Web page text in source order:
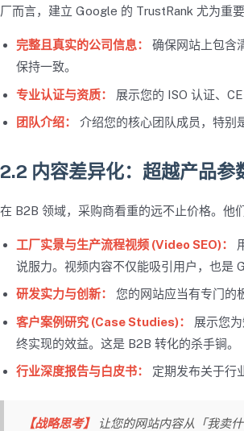
厂而言，建立 Google 的 TrustRank 尤为重要
完整且真实的公司信息：
确保网站上包含
保持一致。
专业认证与资质： 展示您的 ISO 认证、
团队介绍： 介绍您的核心团队成员，特别
2.2 内容差异化：超越产品参
在 B2B 领域，采购商看重的远不止价格。他
工厂实景与生产流程视频 (Video SEO)：
说服力。视频内容不仅能吸引用户，也是
研发实力与创新： 您的网站应当有专门的
客户案例研究 (Case Studies)：
展示您
终实现的效益。这是 B2B 转化的杀手锏。
行业深度报告与白皮书： 定期发布关于行
【战略思考】 让您的网站内容从「我卖